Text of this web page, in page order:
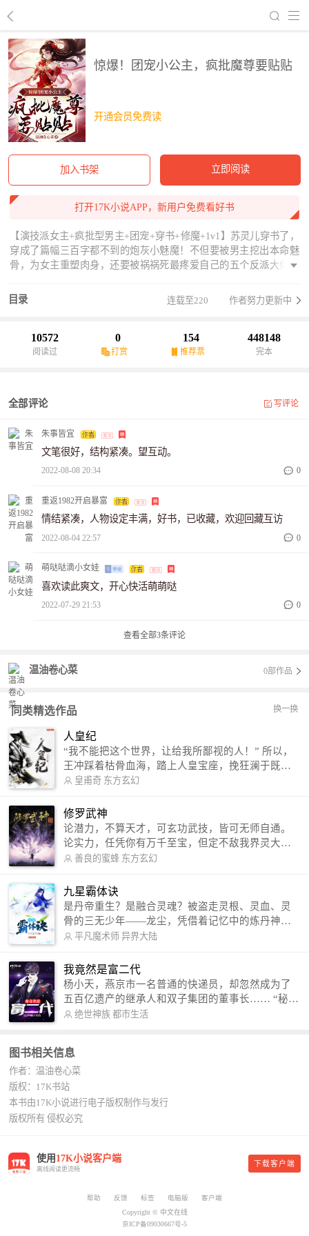
惊爆！团宠小公主，疯批魔尊要贴贴
开通会员免费读
加入书架 立即阅读
打开17K小说APP，新用户免费看好书
【演技派女主+疯批型男主+团宠+穿书+修魔+1v1】苏灵儿穿书了，
穿成了篇幅三百字都不到的炮灰小魅魔！不但要被男主挖出本命魅
骨，为女主重塑肉身，还要被祸祸死最疼爱自己的五个反派大佬哥
苏灵儿抓狂了，一拍大腿，决定霸占女主的位子，化身做女主！她
勾勾手指，对着男主柔声唤了一句：“清风……”男主立马红着眼睛对
你放下屠刀，咱一切好说！却没想到半路杀出个程咬金，还是个疯
批大醋坛子，二话不说直接把她绑回了家！“小公主，想跟别人私
目录 连载至220 作者努力更新中
10572
阅读过
0
打赏
154
推荐票
448148
完本
全部评论 写评论
朱事皆宜
文笔很好，结构紧凑。望互动。
2022-08-08 20:34 0
重返1982开启暴富
情结紧凑，人物设定丰满，好书，已收藏，欢迎回藏互访
2022-08-04 22:57 0
萌哒哒滴小女娃
喜欢读此爽文，开心快活萌萌哒
2022-07-29 21:53 0
查看全部3条评论
温油卷心菜 0部作品
同类精选作品 换一换
人皇纪
“我不能把这个世界，让给我所鄙视的人！” 所以，
王冲踩着枯骨血海，踏上人皇宝座，挽狂澜于既
倒，扶大厦之将倾，成就了一段无上的传说！ 微信
微博：皇甫奇（地址：http://weibo.com/u/25284575
87） QQ交流群：320238210【普通群】 574501330
【VIP订阅群】 欢迎大家关注。
皇甫奇 东方玄幻
修罗武神
论潜力，不算天才，可玄功武技，皆可无师自通。
论实力，任凭你有万千至宝，但定不敌我界灵大
军。 我是谁？天下众生视我为修罗，却不知，我以
信公众号：善良的蜜蜂后援会）
善良的蜜蜂 东方玄幻
九星霸体诀
是丹帝重生？是融合灵魂？被盗走灵根、灵血、灵
骨的三无少年——龙尘，凭借着记忆中的炼丹神
术，修行神秘功法九星霸体诀，拨开重重迷雾，解
勾搭各色美女，镇压恶鬼邪神。 江湖传闻：龙
尘一到，地吼天啸。龙尘一出，鬼泣神哭。 本
故事纯属虚构，如有雷同，那就是真事儿，想要对
号入座，抓紧时间进群：487963015 微信公众号：
平凡魔术师,或者搜索：pingfanmoshushi1982,公众
平凡魔术师 异界大陆
我竟然是富二代
杨小天，燕京市一名普通的快递员，却忽然成为了
五百亿遗产的继承人和双子集团的董事长…… “秘
书，给我定制一套百亿富翁的吃喝住行标准！” “好
呢？” “回杨总，开车太堵，已经给你安排了直升
机。” 从此，开启杨小天的百亿富翁之旅，只有他不
敢想的，没有秘书办不到的。
绝世神族 都市生活
图书相关信息
作者：温油卷心菜
版权：17K书站
本书由17K小说进行电子版权制作与发行
版权所有 侵权必究
使用 17K小说客户端
离线阅读更流畅
下载客户端
帮助 反馈 标签 电脑版
客户端
Copyright © 中文在线
京ICP备09030667号-5